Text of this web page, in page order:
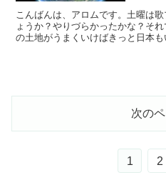
こんばんは、アロムです。土曜は
ょうか？やりづらかったかな？そ
の土地がうまくいけばきっと日本
い頼んでしまいました。 次回は9
次の
1 2